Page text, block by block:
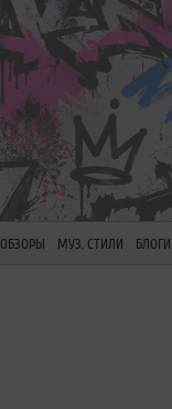
ОБЗОРЫ МУЗ. СТИЛИ БЛОГИ